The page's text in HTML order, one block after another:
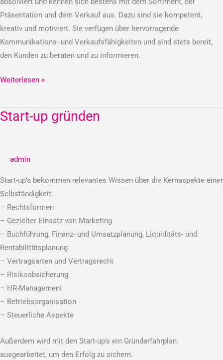
Präsentation und dem Verkauf aus. Dazu sind sie kompetent,
kreativ und motiviert. Sie verfügen über hervorragende
Kommunikations- und Verkaufsfähigkeiten und sind stets bereit,
den Kunden zu beraten und zu informieren.
Weiterlesen »
Start-up gründen
admin
Start-up’s bekommen relevantes Wissen über die Kernaspekte einer
Selbständigkeit.
– Rechtsformen
– Gezielter Einsatz von Marketing
– Buchführung, Finanz- und Umsatzplanung, Liquiditäts- und
Rentabilitätsplanung
– Vertragsarten und Vertragsrecht
– Risikoabsicherung
– HR-Management
– Betriebsorganisation
– Steuerliche Aspekte
Außerdem wird mit den Start-up’s ein Gründerfahrplan
ausgearbeitet, um den Erfolg zu sichern.
Start-